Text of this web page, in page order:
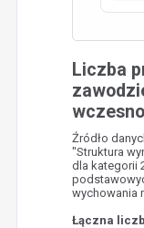
Liczba
Źródło
"Struktura
dla kategorii
wychowania
Łączna